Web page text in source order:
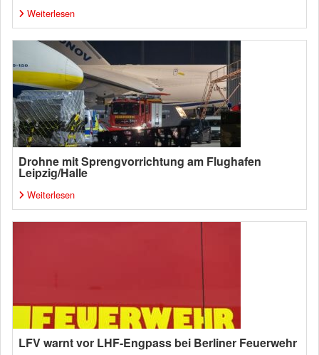
Weiterlesen
Drohne mit Sprengvorrichtung am Flughafen
Leipzig/Halle
Weiterlesen
LFV warnt vor LHF-Engpass bei Berliner Feuerwehr